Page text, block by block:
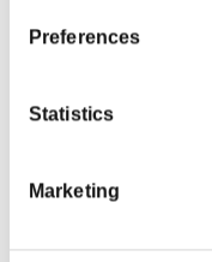
Preferences
Statistics
Marketing